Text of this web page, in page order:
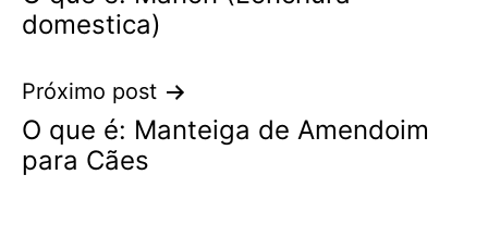
domestica)
Próximo post
O que é: Manteiga de Amendoim
para Cães